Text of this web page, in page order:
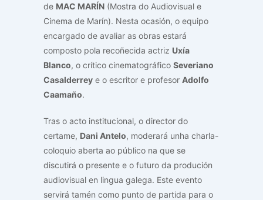
de MAC MARÍN (Mostra do Audiovisual e
Cinema de Marín). Nesta ocasión, o equipo
encargado de avaliar as obras estará
composto pola recoñecida actriz Uxía
Blanco, o crítico cinematográfico Severiano
Casalderrey e o escritor e profesor Adolfo
Caamaño.
Tras o acto institucional, o director do
certame, Dani Antelo, moderará unha charla-
coloquio aberta ao público na que se
discutirá o presente e o futuro da produción
audiovisual en lingua galega. Este evento
servirá tamén como punto de partida para o